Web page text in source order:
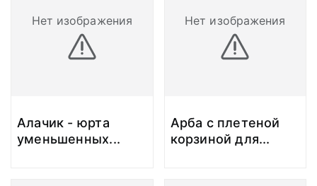
Нет изображения
Алачик - юрта
уменьшенных...
Нет изображения
Арба с плетеной
корзиной для...